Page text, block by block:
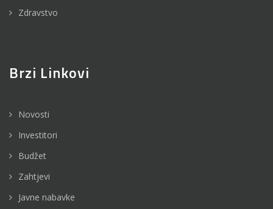
Zdravstvo
Brzi Linkovi
Novosti
Investitori
Budžet
Zahtjevi
Javne nabavke